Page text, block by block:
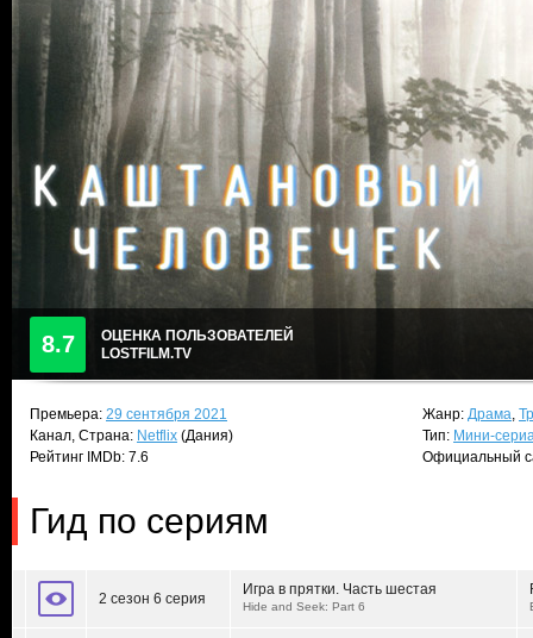
8.7
ОЦЕНКА ПОЛЬЗОВАТЕЛЕЙ
LOSTFILM.TV
Премьера: 29 сентября 2021
Канал, Страна: Netflix (Дания)
Рейтинг IMDb: 7.6
Жанр: Драма,
Тип: Мини-
Официальный
Гид по сериям
2 сезон 6 серия
Игра в прятки. Часть шестая
Hide and Seek: Part 6